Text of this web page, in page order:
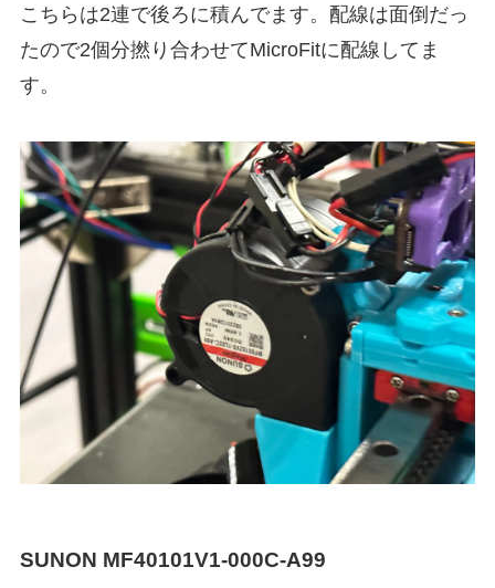
こちらは2連で後ろに積んでます。配線は面倒だっ
たので2個分撚り合わせてMicroFitに配線してま
す。
SUNON MF40101V1-000C-A99